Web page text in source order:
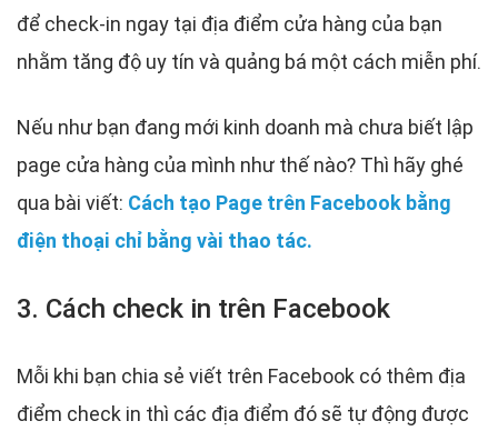
để check-in ngay tại địa điểm cửa hàng của bạn
nhằm tăng độ uy tín và quảng bá một cách miễn phí.
Nếu như bạn đang mới kinh doanh mà chưa biết lập
page cửa hàng của mình như thế nào? Thì hãy ghé
qua bài viết: Cách tạo Page trên Facebook bằng
điện thoại chỉ bằng vài thao tác.
3. Cách check in trên Facebook
Mỗi khi bạn chia sẻ viết trên Facebook có thêm địa
điểm check in thì các địa điểm đó sẽ tự động được